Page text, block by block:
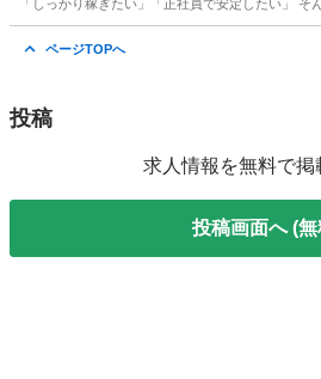
「しっかり稼ぎたい」「正社員で安定したい」
ページTOPへ
投稿
求人情報を無料で掲
投稿画面へ (無